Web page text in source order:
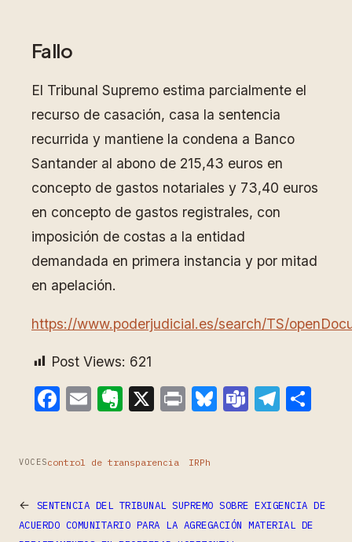
Fallo
El Tribunal Supremo estima parcialmente el
recurso de casación, casa la sentencia
recurrida y mantiene la condena a Banco
Santander al abono de 215,43 euros en
concepto de gastos notariales y 73,40 euros
en concepto de gastos registrales, con
imposición de costas a la entidad
demandada en primera instancia y por mitad
en apelación.
https://www.poderjudicial.es/search/TS/
Post Views: 621
Facebook
EmailEvernote
X PrintBluesky
Teams
VOCEScontrol de transparencia IRPh
←
SENTENCIA DEL TRIBUNAL SUPREMO SOBRE EXIGENCIA DE
ACUERDO COMUNITARIO PARA LA AGREGACIÓN MATERIAL DE